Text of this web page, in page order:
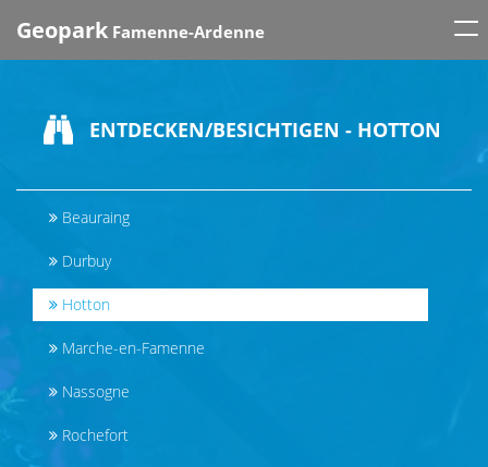
Geopark Famenne-Ardenne
ENTDECKEN/BESICHTIGEN - HOTTON
Beauraing
Durbuy
Hotton
Marche-en-Famenne
Nassogne
Rochefort